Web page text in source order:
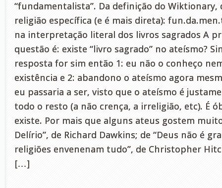
“fundamentalista”. Da definição do Wiktionary,
religião específica (e é mais direta):
na interpretação literal dos livros sagrados A
questão é: existe “livro sagrado” no ateísmo?
resposta for sim então 1: eu não o conheço
existência e 2: abandono o ateísmo agora
eu passaria a ser, visto que o ateísmo é
todo o resto (a não crença, a irreligião, etc). É
existe. Por mais que alguns ateus gostem
Delírio”, de Richard Dawkins; de “Deus não é
religiões envenenam tudo”, de Christopher
[…]